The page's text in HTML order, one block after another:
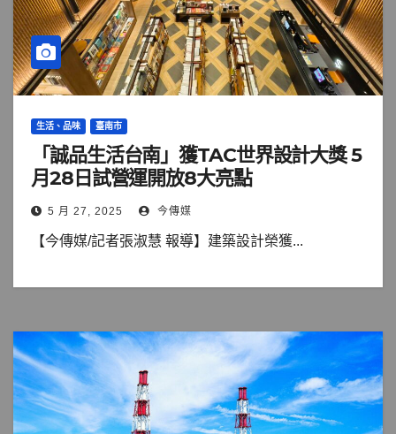
生活、品味 臺南市
「誠品生活台南」獲TAC世界設計大獎 5
月28日試營運開放8大亮點
5 月 27, 2025 今傳媒
【今傳媒/記者張淑慧 報導】建築設計榮獲...